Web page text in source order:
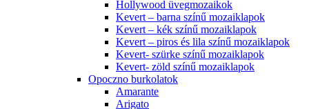
Hollywood üvegmozaikok
Kevert – barna színű mozaiklapok
Kevert – kék színű mozaiklapok
Kevert – piros és lila színű mozaiklapok
Kevert- szürke színű mozaiklapok
Kevert- zöld színű mozaiklapok
Opoczno burkolatok
Amarante
Arigato